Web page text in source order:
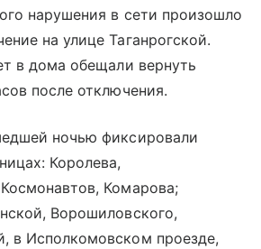
нарушения в сети произошло
на улице Таганрогской.
в дома обещали вернуть
после отключения.
ночью фиксировали
Королева,
Комарова;
Ворошиловского,
в Исполкомовском проезде,